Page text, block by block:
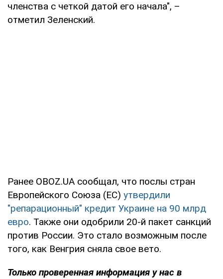
членства с четкой датой его начала", –
отметил Зеленский.
Ранее OBOZ.UA сообщал, что послы стран
Европейского Союза (ЕС) утвердили
"репарационный" кредит Украине на 90 млрд
евро. Также они одобрили 20-й пакет санкций
против России. Это стало возможным после
того, как Венгрия сняла свое вето.
Только проверенная информация у нас в